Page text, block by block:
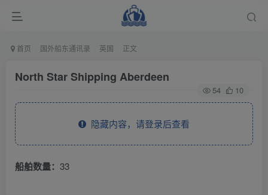
首页 国外船东通讯录 英国 正文
North Star Shipping Aberdeen
54 10
隐藏内容，请登录后查看
船舶数量： 33